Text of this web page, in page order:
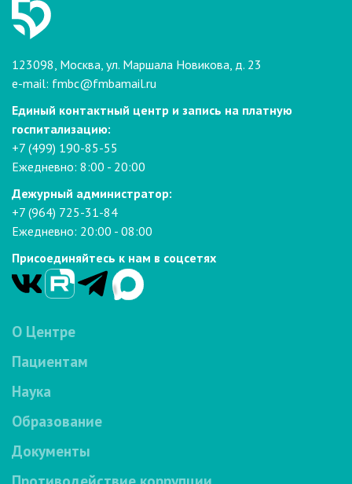
123098, Москва, ул. Маршала Новикова, д. 23
e-mail: fmbc@fmbamail.ru
Единый контактный центр и запись на платную
госпитализацию:
+7 (499) 190-85-55
Ежедневно: 8:00 - 20:00
Дежурный администратор:
+7 (964) 725-31-84
Ежедневно: 20:00 - 08:00
Присоединяйтесь к нам в соцсетях
О Центре
Пациентам
Наука
Образование
Документы